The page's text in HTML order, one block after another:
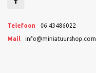
Telefoon 06 43486022
Mail info@miniatuurshop.com